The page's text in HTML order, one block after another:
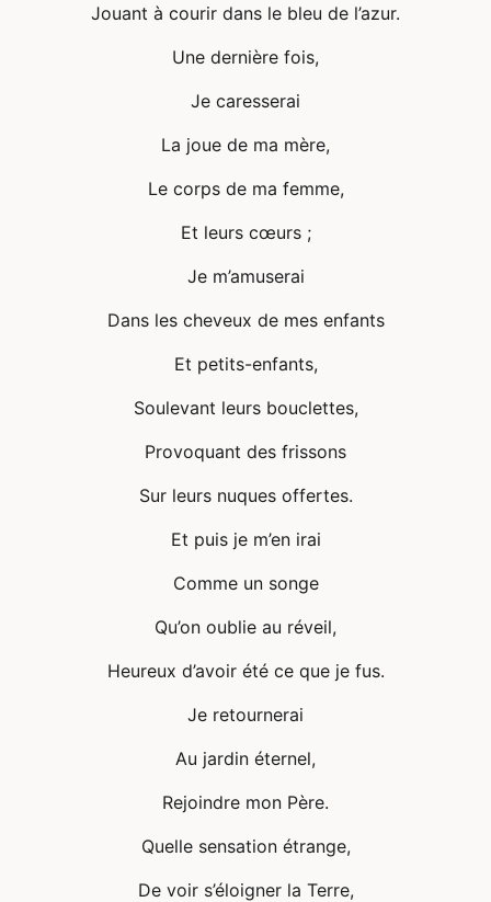
Jouant à courir dans le bleu de l’azur.
Une dernière fois,
Je caresserai
La joue de ma mère,
Le corps de ma femme,
Et leurs cœurs ;
Je m’amuserai
Dans les cheveux de mes enfants
Et petits-enfants,
Soulevant leurs bouclettes,
Provoquant des frissons
Sur leurs nuques offertes.
Et puis je m’en irai
Comme un songe
Qu’on oublie au réveil,
Heureux d’avoir été ce que je fus.
Je retournerai
Au jardin éternel,
Rejoindre mon Père.
Quelle sensation étrange,
De voir s’éloigner la Terre,